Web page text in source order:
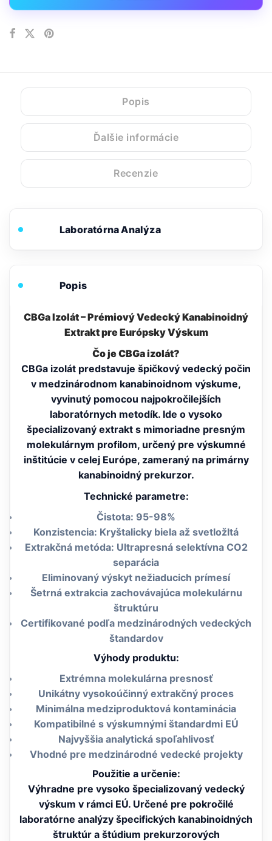
Popis
Ďalšie informácie
Recenzie
Laboratórna Analýza
Popis
CBGa Izolát – Prémiový Vedecký Kanabinoidný
Extrakt pre Európsky Výskum
Čo je CBGa izolát?
CBGa izolát predstavuje špičkový vedecký počin
v medzinárodnom kanabinoidnom výskume,
vyvinutý pomocou najpokročilejších
laboratórnych metodík. Ide o vysoko
špecializovaný extrakt s mimoriadne presným
molekulárnym profilom, určený pre výskumné
inštitúcie v celej Európe, zameraný na primárny
kanabinoidný prekurzor.
Technické parametre:
Čistota: 95-98%
Konzistencia: Kryštalicky biela až svetložltá
Extrakčná metóda: Ultrapresná selektívna CO2
separácia
Eliminovaný výskyt nežiaducich prímesí
Šetrná extrakcia zachovávajúca molekulárnu
štruktúru
Certifikované podľa medzinárodných vedeckých
štandardov
Výhody produktu:
Extrémna molekulárna presnosť
Unikátny vysokoúčinný extrakčný proces
Minimálna medziproduktová kontaminácia
Kompatibilné s výskumnými štandardmi EÚ
Najvyššia analytická spoľahlivosť
Vhodné pre medzinárodné vedecké projekty
Použitie a určenie:
Výhradne pre vysoko špecializovaný vedecký
výskum v rámci EÚ. Určené pre pokročilé
laboratórne analýzy špecifických kanabinoidných
štruktúr a štúdium prekurzorových